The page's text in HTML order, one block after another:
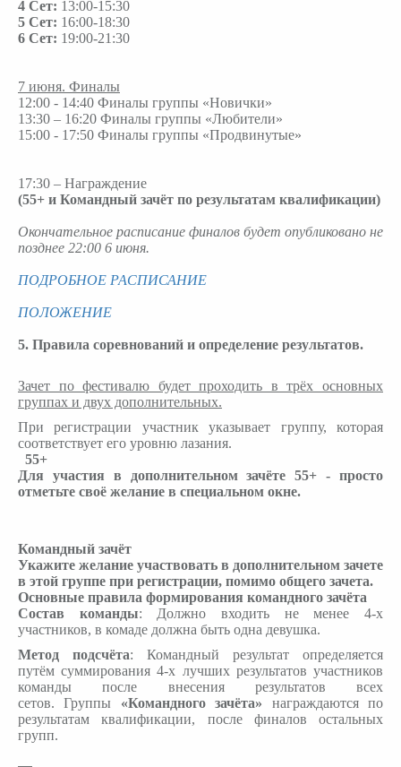
4 Сет: 13:00-15:30
5 Сет: 16:00-18:30
6 Сет: 19:00-21:30
7 июня. Финалы
12:00 - 14:40 Финалы группы «Новички»
13:30 – 16:20 Финалы группы «Любители»
15:00 - 17:50 Финалы группы «Продвинутые»
17:30 – Награждение
(55+ и Командный зачёт по результатам квалификации)
Окончательное расписание финалов будет опубликовано не
позднее 22:00 6 июня.
ПОДРОБНОЕ РАСПИСАНИЕ
ПОЛОЖЕНИЕ
5. Правила соревнований и определение результатов.
Зачет по фестивалю будет проходить в трёх основных
группах и двух дополнительных.
При регистрации участник указывает группу, которая
соответствует его уровню лазания.
55+
Для участия в дополнительном зачёте 55+ - просто
отметьте своё желание в специальном окне.
Командный зачёт
Укажите желание участвовать в дополнительном зачете
в этой группе при регистрации, помимо общего зачета.
Основные правила формирования командного зачёта
Состав команды: Должно входить не менее 4-х
участников, в комаде должна быть одна девушка.
Метод подсчёта: Командный результат определяется
путём суммирования 4-х лучших результатов участников
команды после внесения результатов всех
сетов. Группы «Командного зачёта» награждаются по
результатам квалификации, после финалов остальных
групп.